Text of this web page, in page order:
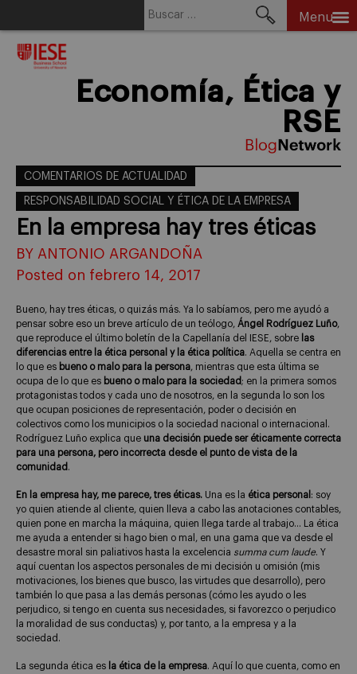
Menu
Economía, Ética y
RSE
COMENTARIOS DE ACTUALIDAD
RESPONSABILIDAD SOCIAL Y ÉTICA DE LA EMPRESA
En la empresa hay tres éticas
BY ANTONIO ARGANDOÑA
Posted on febrero 14, 2017
Bueno, hay tres éticas, o quizás más. Ya lo sabíamos, pero me ayudó a
pensar sobre eso un breve artículo de un teólogo, Ángel Rodríguez Luño,
que reproduce el último boletín de la Capellanía del IESE, sobre las
diferencias entre la ética personal y la ética política. Aquella se centra en
lo que es bueno o malo para la persona, mientras que esta última se
ocupa de lo que es bueno o malo para la sociedad ; en la primera somos
protagonistas todos y cada uno de nosotros, en la segunda lo son los
que ocupan posiciones de representación, poder o decisión en
colectivos como los municipios o la sociedad nacional o internacional.
Rodríguez Luño explica que una decisión puede ser éticamente correcta
para una persona, pero incorrecta desde el punto de vista de la
comunidad .
En la empresa hay, me parece, tres éticas. Una es la ética personal : soy
yo quien atiende al cliente, quien lleva a cabo las anotaciones contables,
quien pone en marcha la máquina, quien llega tarde al trabajo… La ética
me ayuda a entender si hago bien o mal, en una gama que va desde el
desastre moral sin paliativos hasta la excelencia summa cum laude. Y
aquí cuentan los aspectos personales de mi decisión u omisión (mis
motivaciones, los bienes que busco, las virtudes que desarrollo), pero
también lo que pasa a las demás personas (cómo les ayudo o les
perjudico, si tengo en cuenta sus necesidades, si favorezco o perjudico
la moralidad de sus conductas) y, por tanto, a la empresa y a la
sociedad.
La segunda ética es la ética de la empresa. Aquí lo que cuenta, como en